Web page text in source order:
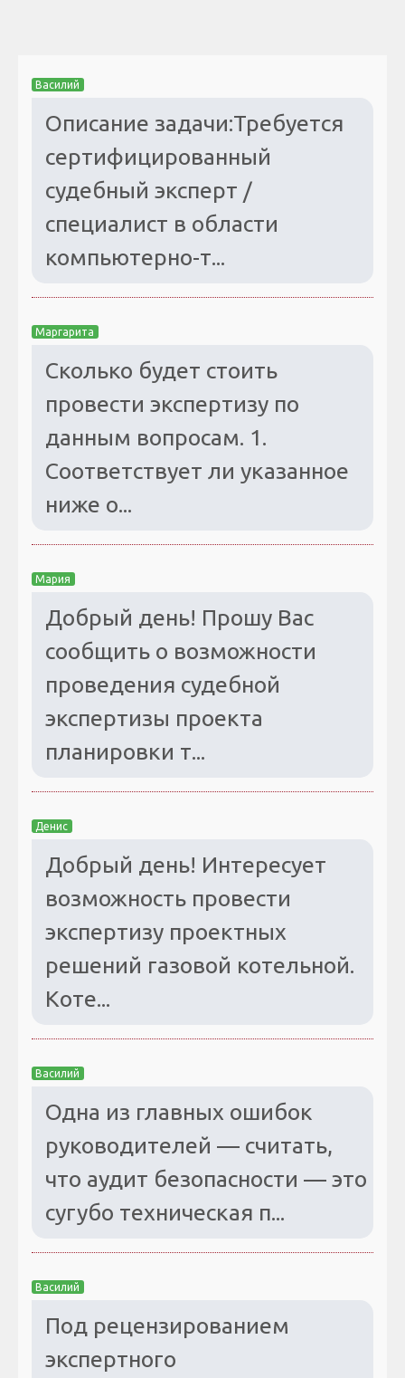
Василий
Описание задачи:Требуется
сертифицированный
судебный эксперт /
специалист в области
компьютерно-т...
Маргарита
Сколько будет стоить
провести экспертизу по
данным вопросам. 1.
Соответствует ли указанное
ниже о...
Мария
Добрый день! Прошу Вас
сообщить о возможности
проведения судебной
экспертизы проекта
планировки т...
Денис
Добрый день! Интересует
возможность провести
экспертизу проектных
решений газовой котельной.
Коте...
Василий
Одна из главных ошибок
руководителей — считать,
что аудит безопасности — это
сугубо техническая п...
Василий
Под рецензированием
экспертного